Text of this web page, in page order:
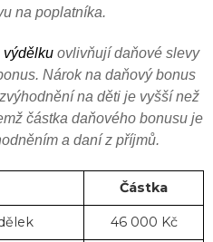
na poplatníka.
výdělku ovlivňují daňové slevy
Nárok na daňový bonus
na děti je vyšší než
částka daňového bonusu je
a daní z příjmů.
Částka
46 000 Kč